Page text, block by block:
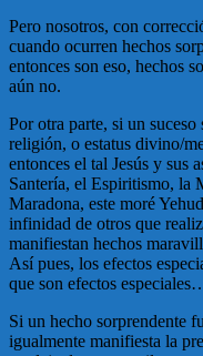
Pero nosotros, con
cuando ocurren hechos
entonces son eso, hechos
aún no.
Por otra parte, si un
religión, o estatus divino/
entonces el tal Jesús y sus
Santería, el Espiritismo, la
Maradona, este moré
infinidad de otros que
manifiestan hechos
Así pues, los efectos
que son efectos
Si un hecho sorprendente
igualmente manifiesta la